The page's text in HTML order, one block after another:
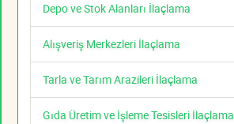
Depo ve Stok Alanları İlaçlama
Alışveriş Merkezleri İlaçlama
Tarla ve Tarım Arazileri İlaçlama
Gıda Üretim ve İşleme Tesisleri İlaçlama